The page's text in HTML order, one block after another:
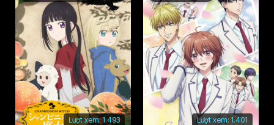
Lượt xem:1.493 Lượt xem: 1.401